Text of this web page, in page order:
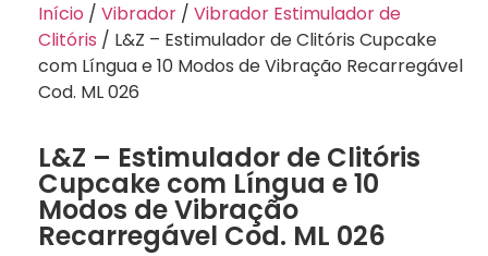
Início / Vibrador / Vibrador Estimulador de
Clitóris / L&Z – Estimulador de Clitóris Cupcake
com Língua e 10 Modos de Vibração Recarregável
Cod. ML 026
L&Z – Estimulador de Clitóris
Cupcake com Língua e 10
Modos de Vibração
Recarregável Cod. ML 026